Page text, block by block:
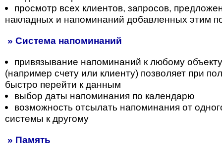
просмотр всех клиентов, запросов,
накладных и напоминаний добавленных этим
» Система напоминаний
привязывание напоминаний к любому
(например счету или клиенту) позволяет при
быстро перейти к данным
выбор даты напоминания по календарю
возможность отсылать напоминания от
системы к другому
» Память